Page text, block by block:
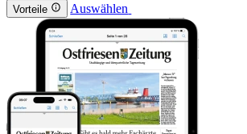
Vorteile Auswählen